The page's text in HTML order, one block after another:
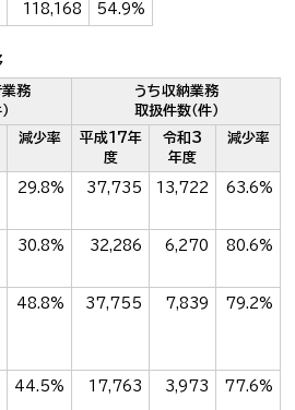
118,168 54.9%
務
うち収納業務
取扱件数（件）
減少率
平成17年
度
令和3
年度
減少率
29.8% 37,735 13,722 63.6%
30.8% 32,286 6,270 80.6%
48.8% 37,755 7,839 79.2%
44.5% 17,763 3,973 77.6%